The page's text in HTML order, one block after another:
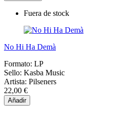
Fuera de stock
No Hi Ha Demà
Formato: LP
Sello: Kasba Music
Artista: Pilseners
22,00 €
Añadir